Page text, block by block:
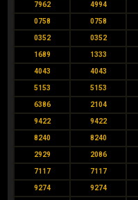
7962 4994
0758 0758
0352 0352
1689 1333
4043 4043
5153 5153
6386 2104
9422 9422
8240 8240
2929 2086
7117 7117
9274 9274